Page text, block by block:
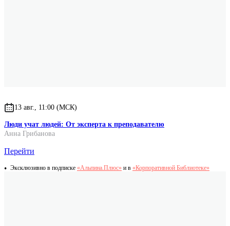
13 авг., 11:00 (МСК)
Люди учат людей: От эксперта к преподавателю
Анна Грибанова
Перейти
Эксклюзивно в подписке «Альпина.Плюс» и в «Корпоративной Библиотеке»